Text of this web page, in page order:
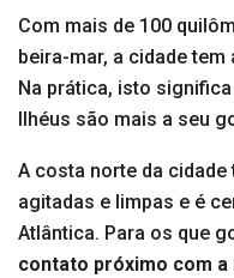
Com mais de 100
beira-mar, a cidade
Na prática, isto
Ilhéus são mais a seu
A costa norte da
agitadas e limpas e é
Atlântica. Para os que
contato próximo com a